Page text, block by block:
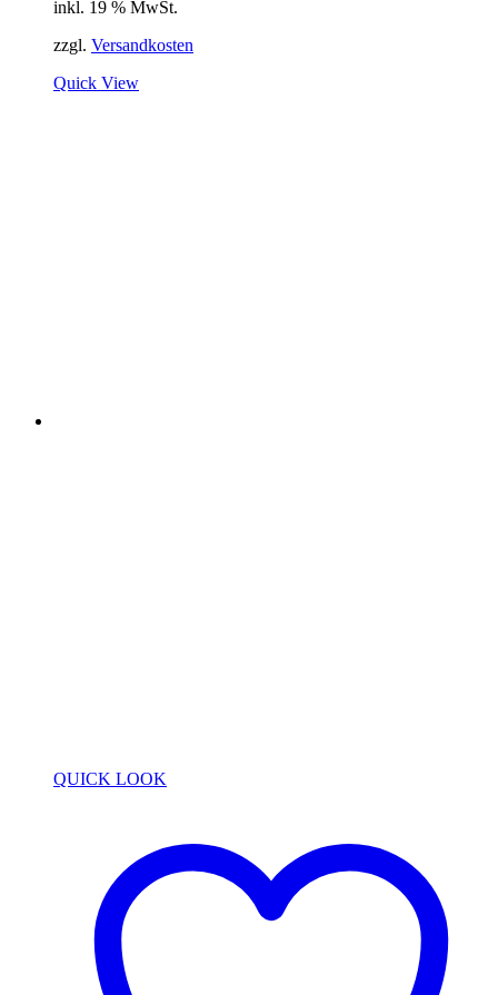
inkl. 19 % MwSt.
zzgl. Versandkosten
Quick View
QUICK LOOK